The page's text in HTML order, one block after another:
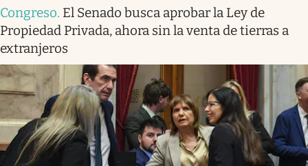
Congreso. El Senado busca aprobar la Ley de
Propiedad Privada, ahora sin la venta de tierras a
extranjeros